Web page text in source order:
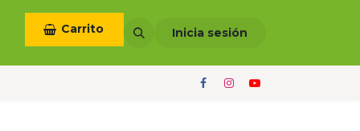
Términos y condiciones
Carrito Inicia sesión